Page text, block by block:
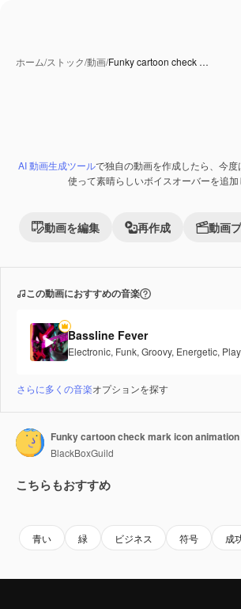
ホーム/ストック/動画/Funky cartoon check …
Premium
AI 動画生成ツールで独自の動画を作成したら、今度
使って素晴らしいボイスオーバーを追加
動画を編集 再作成 動画
この動画におすすめの音楽
Bassline Fever
Electronic, Funk, Groovy, Energetic,
さらに多くの音楽オプションを探す
Funky cartoon check mark icon animation
BlackBoxGuild
こちらもおすすめ
青い 緑 ビジネス 符号 成